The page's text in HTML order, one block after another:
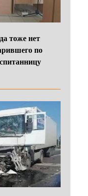
тоже нет
по